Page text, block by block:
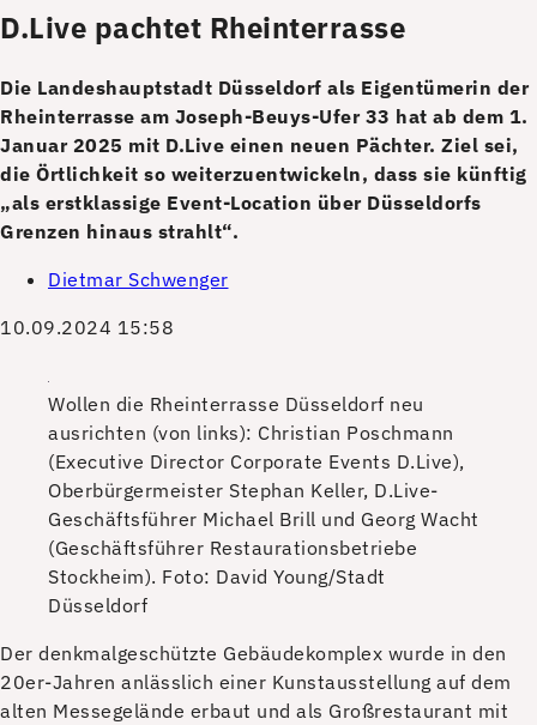
D.Live pachtet Rheinterrasse
Die Landeshauptstadt Düsseldorf als Eigentümerin der
Rheinterrasse am Joseph-Beuys-Ufer 33 hat ab dem 1.
Januar 2025 mit D.Live einen neuen Pächter. Ziel sei,
die Örtlichkeit so weiterzuentwickeln, dass sie künftig
„als erstklassige Event-Location über Düsseldorfs
Grenzen hinaus strahlt“.
Dietmar Schwenger
10.09.2024 15:58
Wollen die Rheinterrasse Düsseldorf neu
ausrichten (von links): Christian Poschmann
(Executive Director Corporate Events D.Live),
Oberbürgermeister Stephan Keller, D.Live-
Geschäftsführer Michael Brill und Georg Wacht
(Geschäftsführer Restaurationsbetriebe
Stockheim). Foto: David Young/Stadt
Düsseldorf
Der denkmalgeschützte Gebäudekomplex wurde in den
20er-Jahren anlässlich einer Kunstausstellung auf dem
alten Messegelände erbaut und als Großrestaurant mit